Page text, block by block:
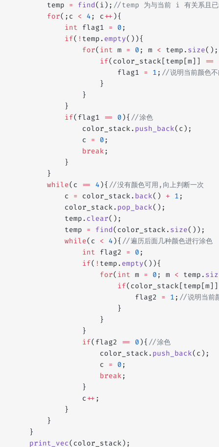
        temp
= find(i); //temp 为与当前 i 有关系且已
        for
(;c < 4 ; c++ ){
            int
flag1 = 0 ;
            if
( ! temp. empty()){
                for
( int m = 0 ; m < temp. size();
                    if
(color_stack[temp[m]] ==
                        flag1
= 1 ; //说明当前颜色不
                    }
                }
            }
            if
(flag1 == 0 ){ //涂色
                color_stack.
push_back(c);
                c
= 0 ;
                break
;
            }
        }
        while
(c == 4 ){ //没有颜色可用,向上判断一次
            c
= color_stack. back() + 1 ;
            color_stack.
pop_back();
            temp.
clear();
            temp
= find(color_stack. size());
            while
(c < 4 ){ //遍历后面几种颜色进行涂色
                int
flag2 = 0 ;
                if
( ! temp. empty()){
                    for
( int m = 0 ; m < temp.
                        if
                            flag2
= 1 ; //说明当前
                        }
                    }
                }
                if
(flag2 == 0 ){ //涂色
                    color_stack.
push_back(c);
                    c
= 0 ;
                    break
;
                }
                c
++ ;
            }
        }
    }
    print_vec
(color_stack);